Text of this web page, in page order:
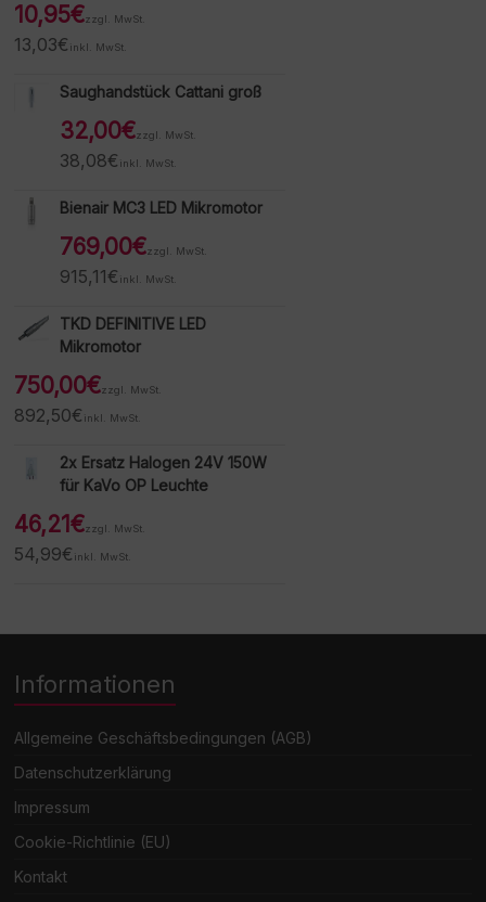
10,95€zzgl. MwSt.
13,03€ inkl. MwSt.
Saughandstück Cattani groß
32,00€zzgl. MwSt.
38,08€ inkl. MwSt.
Bienair MC3 LED Mikromotor
769,00€zzgl. MwSt.
915,11€ inkl. MwSt.
TKD DEFINITIVE LED
Mikromotor
750,00€zzgl. MwSt.
892,50€ inkl. MwSt.
2x Ersatz Halogen 24V 150W
für KaVo OP Leuchte
46,21€zzgl. MwSt.
54,99€ inkl. MwSt.
Informationen
Allgemeine Geschäftsbedingungen (AGB)
Datenschutzerklärung
Impressum
Cookie-Richtlinie (EU)
Kontakt